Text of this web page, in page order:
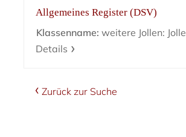
Allgemeines Register (DSV)
Klassenname: weitere Jollen: Jolle
Details
Zurück zur Suche